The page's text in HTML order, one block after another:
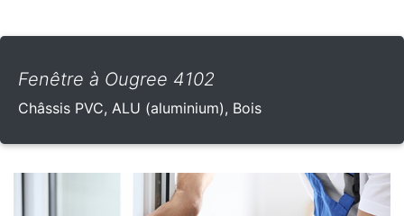
Fenêtre à Ougree 4102
Châssis PVC, ALU (aluminium), Bois